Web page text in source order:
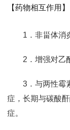
【药物相互作用】
1．非甾体消
2．增强对乙
3．与两性霉
症，长期与碳酸
症。